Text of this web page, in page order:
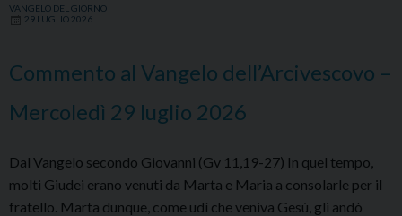
–
luglio
2026
VANGELO DEL GIORNO
29 LUGLIO 2026
Commento al Vangelo dell’Arcivescovo –
Mercoledì 29 luglio 2026
Dal Vangelo secondo Giovanni (Gv 11,19-27) In quel tempo,
molti Giudei erano venuti da Marta e Maria a consolarle per il
fratello. Marta dunque, come udì che veniva Gesù, gli andò